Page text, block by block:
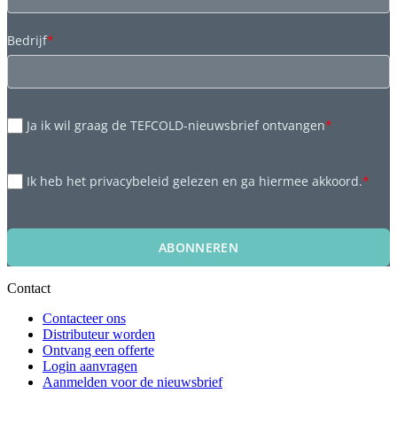
Bedrijf*
Ja ik wil graag de TEFCOLD-nieuwsbrief ontvangen*
Ik heb het privacybeleid gelezen en ga hiermee akkoord.*
ABONNEREN
Contact
Contacteer ons
Distributeur worden
Ontvang een offerte
Login aanvragen
Aanmelden voor de nieuwsbrief